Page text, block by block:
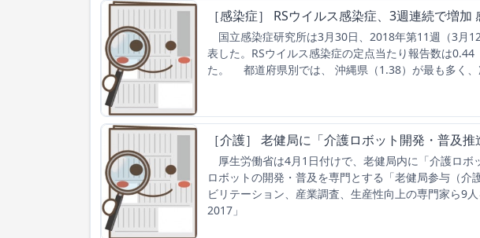
［感染症］ RSウイルス感染症、3週連続で増加
国立感染症研究所は3月30日、2018年第11週（3月
表した。RSウイルス感染症の定点当たり報告数は
た。 都道府県別では、 沖縄県（1.38）が最も多く、
［介護］ 老健局に「介護ロボット開発・普及
厚生労働省は4月1日付けで、老健局内に「介護ロボ
ロボットの開発・普及を専門とする「老健局参与（介
ビリテーション、産業調査、生産性向上の専門家ら
2017」